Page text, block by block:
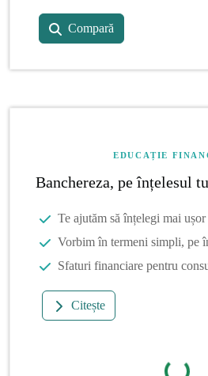
Compară
EDUCAȚIE
Banchereza, pe înțelesul
Te ajutăm să înțelegi mai
Vorbim în termeni simpli, pe
Sfaturi financiare pentru
Citește